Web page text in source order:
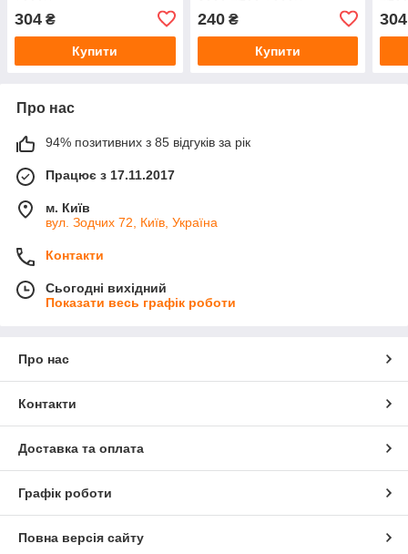
304 ₴
Купити
240₴
Купити
304
Про нас
94% позитивних з 85 відгуків за рік
Працює з 17.11.2017
м. Київ
вул. Зодчих 72, Київ, Україна
Контакти
Сьогодні вихідний
Показати весь графік роботи
Про нас
Контакти
Доставка та оплата
Графік роботи
Повна версія сайту